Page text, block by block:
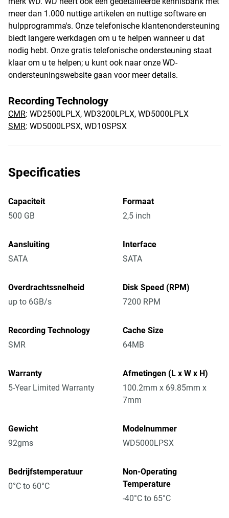
meer dan 1.000 nuttige artikelen en nuttige software en
hulpprogramma's. Onze telefonische klantenondersteuning
biedt langere werkdagen om u te helpen wanneer u dat
nodig hebt. Onze gratis telefonische ondersteuning staat
klaar om u te helpen; u kunt ook naar onze WD-
ondersteuningswebsite gaan voor meer details.
Recording Technology
CMR: WD2500LPLX, WD3200LPLX, WD5000LPLX
SMR: WD5000LPSX, WD10SPSX
Specificaties
Capaciteit
500 GB
Formaat
2,5 inch
Aansluiting
SATA
Interface
SATA
Overdrachtssnelheid
up to 6GB/s
Disk Speed (RPM)
7200 RPM
Recording Technology
SMR
Cache Size
64MB
Warranty
5-Year Limited Warranty
Afmetingen (L x W x H)
100.2mm x 69.85mm x
7mm
Gewicht
92gms
Modelnummer
WD5000LPSX
Bedrijfstemperatuur
0°C to 60°C
Non-Operating
Temperature
-40°C to 65°C